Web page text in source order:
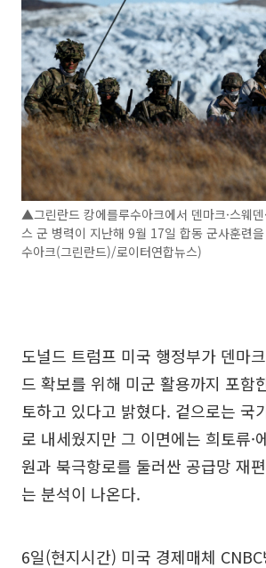
▲그린란드 캉에를루수아크에서 덴마크·스웨덴
스 군 병력이 지난해 9월 17일 합동 군사훈련
수아크(그린란드)/로이터연합뉴스)
도널드 트럼프 미국 행정부가 덴마
드 확보를 위해 미군 활용까지 포함
토하고 있다고 밝혔다. 겉으로는 국
로 내세웠지만 그 이면에는 희토류·
원과 북극항로를 둘러싼 공급망 재
는 분석이 나온다.
6일(현지시간) 미국 경제매체